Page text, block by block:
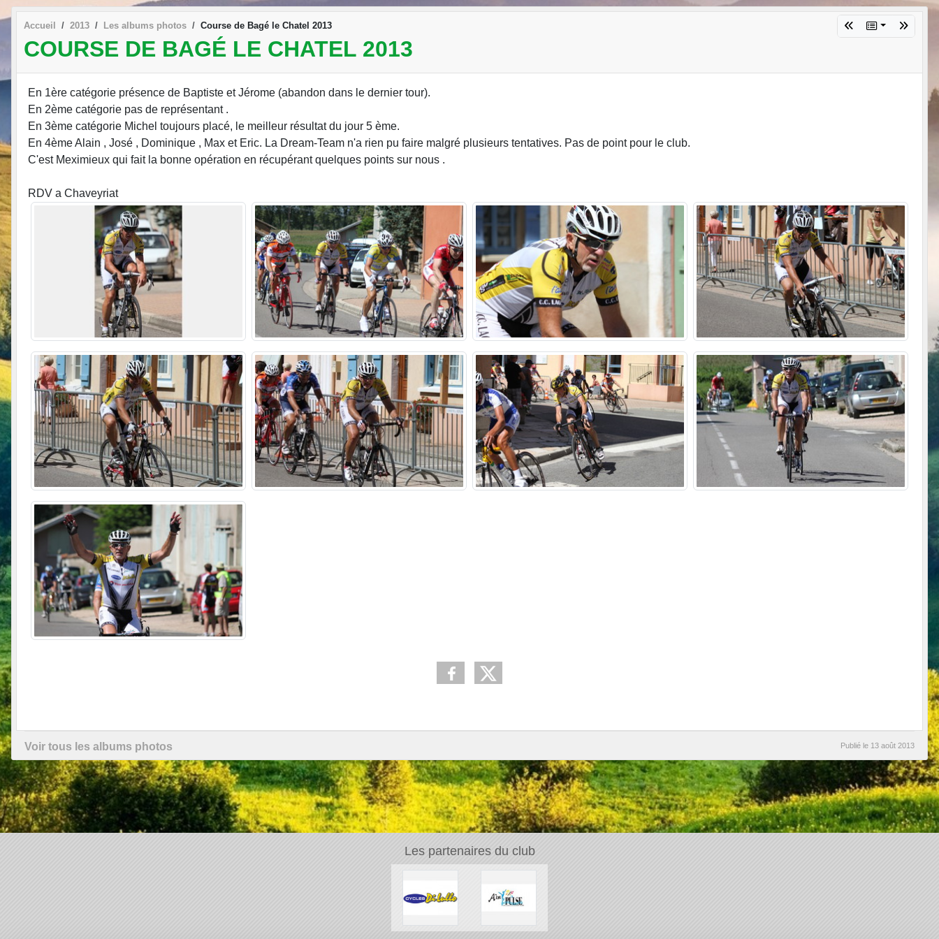
Accueil 2013 Les albums photos Course de Bagé le Chatel 2013
COURSE DE BAGÉ LE CHATEL 2013
En 1ère catégorie présence de Baptiste et Jérome (abandon dans le dernier tour).
En 2ème catégorie pas de représentant .
En 3ème catégorie Michel toujours placé, le meilleur résultat du jour 5 ème.
En 4ème Alain , José , Dominique , Max et Eric. La Dream-Team n'a rien pu faire malgré plusieurs tentatives. Pas de point pour le club.
C'est Meximieux qui fait la bonne opération en récupérant quelques points sur nous .
RDV a Chaveyriat
Voir tous les albums photos Publié le 13 août 2013
Les partenaires du club